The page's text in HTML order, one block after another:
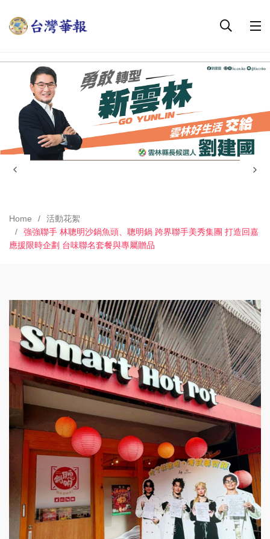
Home
活動花絮
強強聯手 林聰明沙鍋魚頭、聰明鍋 跨界聯手美秀集團 打造回嘉
應援限時企劃 台味聯名套餐與專屬贈品